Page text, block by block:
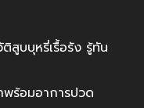
สูบบุหรี่เรื้อรัง รู้ทัน
ร้อมอาการปวด